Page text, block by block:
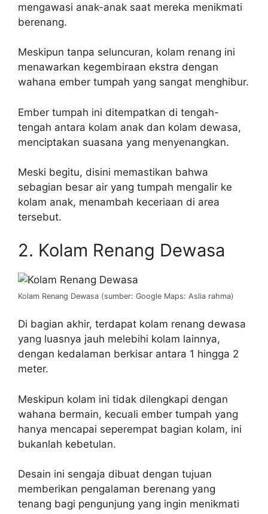
mengawasi anak-anak saat mereka menikmati
berenang.
Meskipun tanpa seluncuran, kolam renang ini
menawarkan kegembiraan ekstra dengan
wahana ember tumpah yang sangat menghibur.
Ember tumpah ini ditempatkan di tengah-
tengah antara kolam anak dan kolam dewasa,
menciptakan suasana yang menyenangkan.
Meski begitu, disini memastikan bahwa
sebagian besar air yang tumpah mengalir ke
kolam anak, menambah keceriaan di area
tersebut.
2. Kolam Renang Dewasa
Kolam Renang Dewasa (sumber: Google Maps: Aslia rahma)
Di bagian akhir, terdapat kolam renang dewasa
yang luasnya jauh melebihi kolam lainnya,
dengan kedalaman berkisar antara 1 hingga 2
meter.
Meskipun kolam ini tidak dilengkapi dengan
wahana bermain, kecuali ember tumpah yang
hanya mencapai seperempat bagian kolam, ini
bukanlah kebetulan.
Desain ini sengaja dibuat dengan tujuan
memberikan pengalaman berenang yang
tenang bagi pengunjung yang ingin menikmati